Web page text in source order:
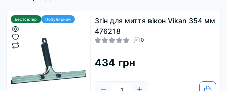
Бестселер Популярний
Згін для миття вікон Vikan 354 мм
476218
0
434 грн